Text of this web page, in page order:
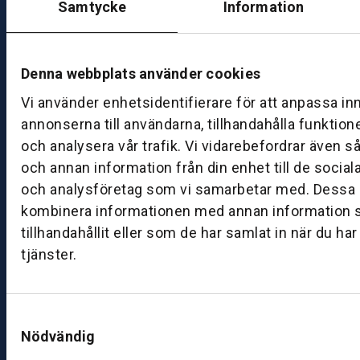
Samtycke Information
Denna webbplats använder cookies
Vi använder enhetsidentifierare för att anpassa
annonserna till användarna, tillhandahålla
och analysera vår trafik. Vi vidarebefordrar även
och annan information från din enhet till de
och analysföretag som vi samarbetar med. Dessa
kombinera informationen med annan information
tillhandahållit eller som de har samlat in när du
tjänster.
Nödvändig
a
M
d
a
g
–
fr
a
g:
8:
0